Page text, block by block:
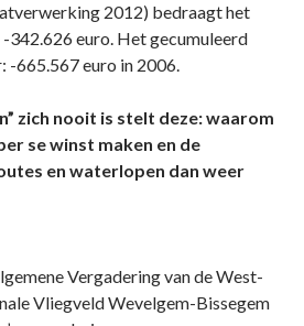
2012) bedraagt het
342.626 euro. Het gecumuleerd
-665.567 euro in 2006.
zich nooit is stelt deze: waarom
se winst maken en de
en waterlopen dan weer
Vergadering van de West-
Vliegveld Wevelgem-Bissegem